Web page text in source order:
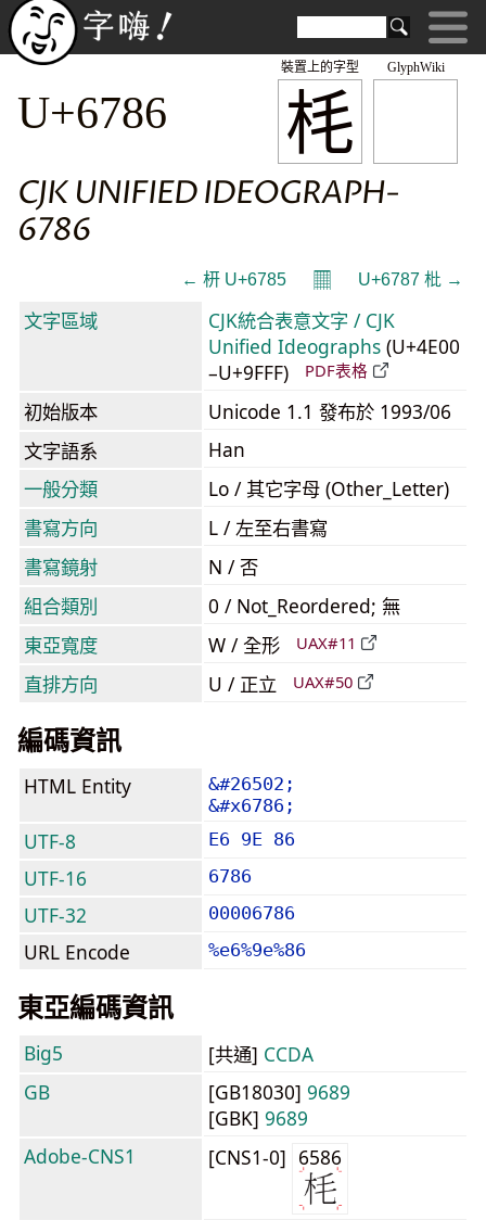
GlyphWiki
枆
裝置上的字型
U+6786
CJK UNIFIED IDEOGRAPH-
6786
← 枅 U+6785 𝄜 U+6787 枇 →
文字區域
CJK統合表意文字 / CJK
Unified Ideographs (U+4E00
–U+9FFF)
PDF表格
初始版本
Unicode 1.1 發布於 1993/06
文字語系
Han
一般分類
Lo / 其它字母 (Other_Letter)
書寫方向
L / 左至右書寫
書寫鏡射
N / 否
組合類別
0 / Not_Reordered; 無
東亞寬度
W / 全形 UAX#11
直排方向 U / 正立 UAX#50
編碼資訊
HTML Entity
&#26502;
&#x6786;
UTF-8 E6 9E 86
UTF-16 6786
UTF-32 00006786
URL Encode %e6%9e%86
東亞編碼資訊
Big5 [共通] CCDA
GB
[GB18030] 9689
[GBK] 9689
Adobe-CNS1
[CNS1-0] 6586